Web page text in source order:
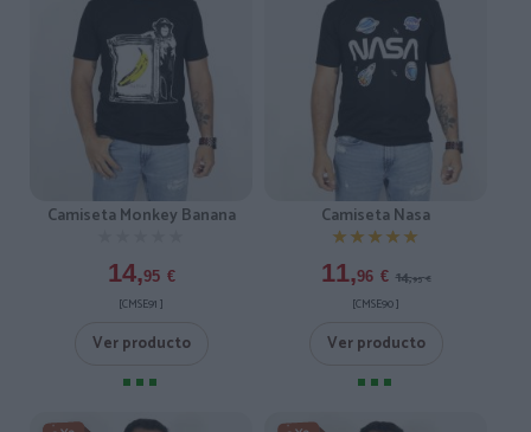
Camiseta Monkey Banana
14,95 €
[CMSE91 ]
Ver producto
Camiseta Nasa
★★★★★
★★★★★
11,96 € 14,95 €
[CMSE90 ]
Ver producto